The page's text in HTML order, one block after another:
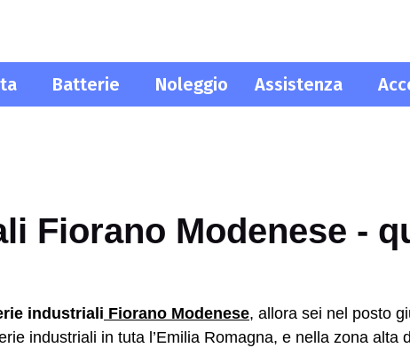
Batterie Noleggio Assistenza
Fiorano Modenese -
industriali Fiorano Modenese, allora sei nel posto
industriali in tuta l’Emilia Romagna, e nella zona alta